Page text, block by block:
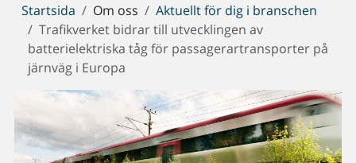
Du
är
här:
Startsida Om oss
Aktuellt för dig i branschen
Trafikverket bidrar till utvecklingen av
batterielektriska tåg för passagerartransporter på
järnväg i Europa